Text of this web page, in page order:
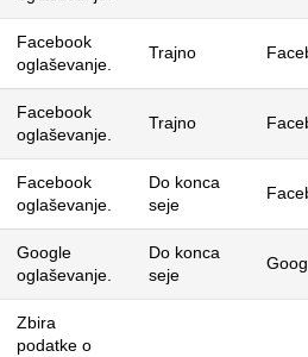
Facebook
oglaševanje.
Trajno
Facebook
oglaševanje.
Trajno
Facebook
oglaševanje.
Do konca
seje
Google
oglaševanje.
Do konca
seje
Zbira
podatke o